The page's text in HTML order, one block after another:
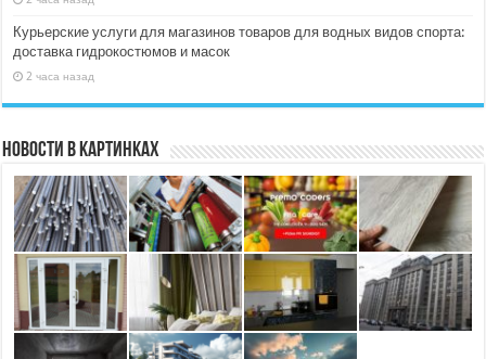
Курьерские услуги для магазинов товаров для водных видов спорта:
доставка гидрокостюмов и масок
2 часа назад
Новости в картинках